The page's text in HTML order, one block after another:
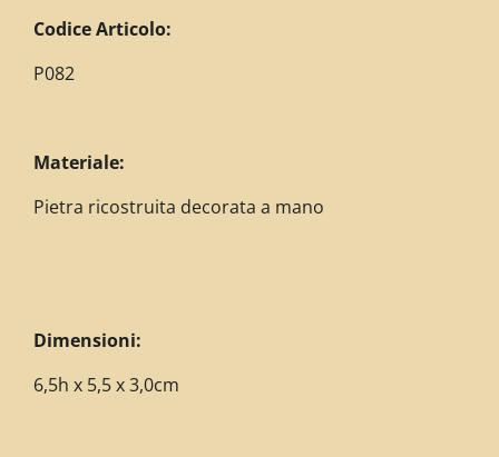
Codice Articolo:
P082
Materiale:
Pietra ricostruita decorata a mano
Dimensioni:
6,5h x 5,5 x 3,0cm